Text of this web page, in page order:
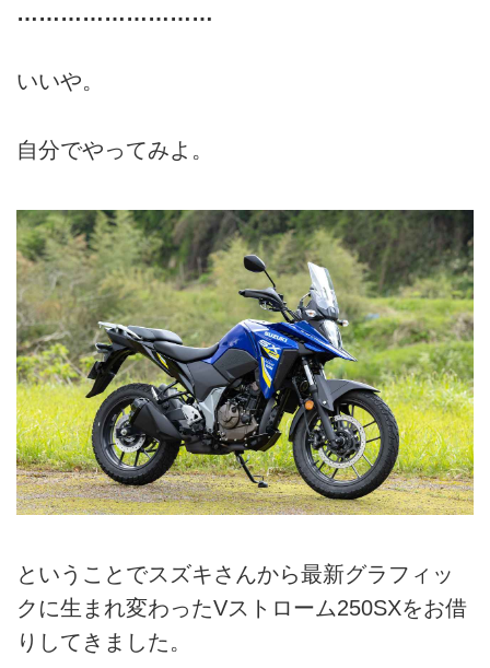
………………………
いいや。
自分でやってみよ。
ということでスズキさんから最新グラフィッ
クに生まれ変わったVストローム250SXをお借
りしてきました。